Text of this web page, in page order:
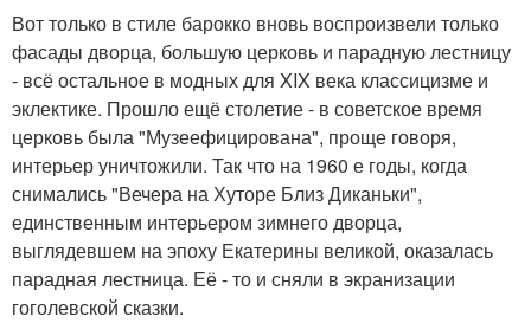
Вот только в стиле барокко вновь воспроизвели только
фасады дворца, большую церковь и парадную лестницу
- всё остальное в модных для XIX века классицизме и
эклектике. Прошло ещё столетие - в советское время
церковь была "Музеефицирована", проще говоря,
интерьер уничтожили. Так что на 1960 е годы, когда
снимались "Вечера на Хуторе Близ Диканьки",
единственным интерьером зимнего дворца,
выглядевшем на эпоху Екатерины великой, оказалась
парадная лестница. Её - то и сняли в экранизации
гоголевской сказки.